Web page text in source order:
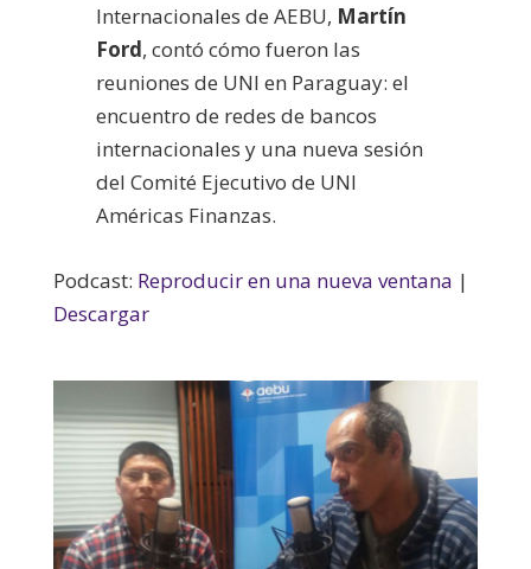
Internacionales de AEBU, Martín
Ford, contó cómo fueron las
reuniones de UNI en Paraguay: el
encuentro de redes de bancos
internacionales y una nueva sesión
del Comité Ejecutivo de UNI
Américas Finanzas.
Podcast: Reproducir en una nueva ventana |
Descargar